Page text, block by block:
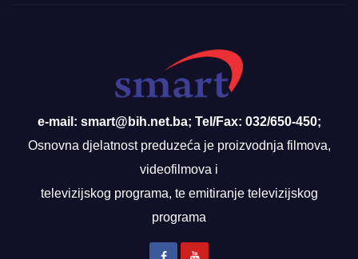
e-mail: smart@bih.net.ba; Tel/Fax: 032/650-450;
Osnovna djelatnost preduzeća je proizvodnja filmova,
videofilmova i
televizijskog programa, te emitiranje televizijskog
programa